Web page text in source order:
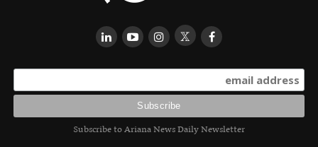
Subscribe to Ariana News Daily Newsletter